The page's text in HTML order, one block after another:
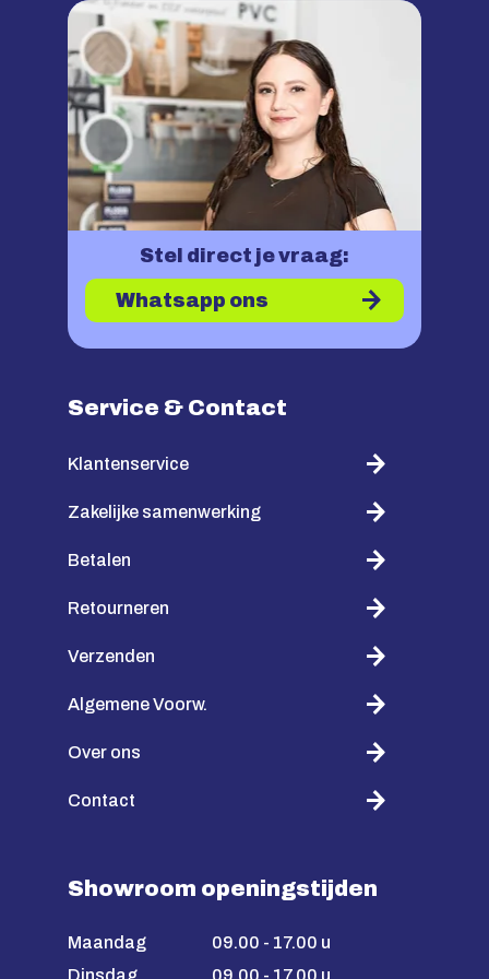
Stel direct je vraag:
Whatsapp ons
Service & Contact
Klantenservice
Zakelijke samenwerking
Betalen
Retourneren
Verzenden
Algemene Voorw.
Over ons
Contact
Showroom openingstijden
Maandag
09.00 - 17.00 u
Dinsdag
09.00 - 17.00 u